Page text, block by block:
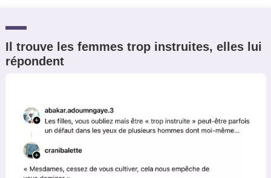
Il trouve les femmes trop instruites, elles lui
répondent